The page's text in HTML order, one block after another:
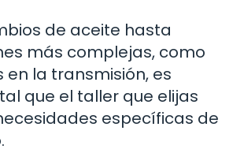
de aceite hasta
más complejas, como
la transmisión, es
que el taller que elijas
específicas de